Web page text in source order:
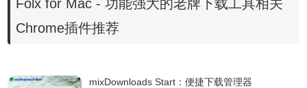
过这一功能实现。在上班时间让家里的电脑自动为你下载好
需要的文件，回到家就可以马上使用，非常方便。
Folx for Mac - 功能强大的老牌下载工具相关
Chrome插件推荐
mixDownloads Start：便捷下载管理器